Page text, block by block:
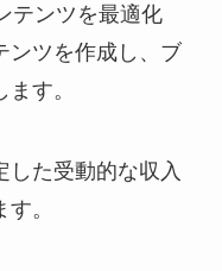
テンツを最適化
ンツを作成し、ブ
す。
た受動的な収入
。